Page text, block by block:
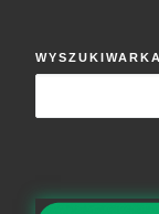
WYSZUKIWARKA